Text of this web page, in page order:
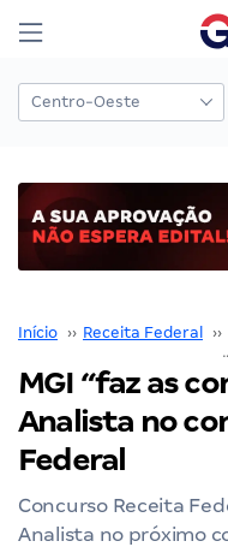
Início ›› Receita Federal ››
MGI “faz as
Analista no
Federal
Concurso Receita
Analista no próximo